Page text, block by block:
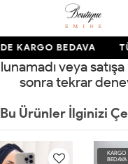
KARGO BEDAVA
veya
sonra tekrar
Bu Ürünler İlginizi
KARGO
BEDAVA